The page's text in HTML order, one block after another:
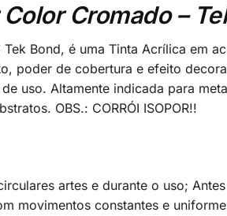
Cromado –
Bond, é uma Tinta Acrílica em
poder de cobertura e efeito
uso. Altamente indicada para
OBS.: CORRÓI ISOPOR!!
artes e durante o uso;
movimentos constantes e